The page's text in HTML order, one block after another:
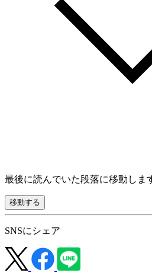
最後に読んでいた段落に移動しま
移動する
SNSにシェア